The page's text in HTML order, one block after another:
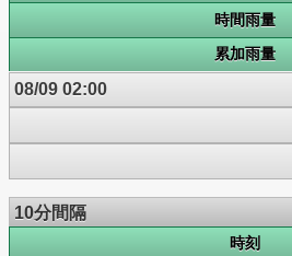
時間雨量
累加雨量
08/09 02:00
10分間隔
時刻